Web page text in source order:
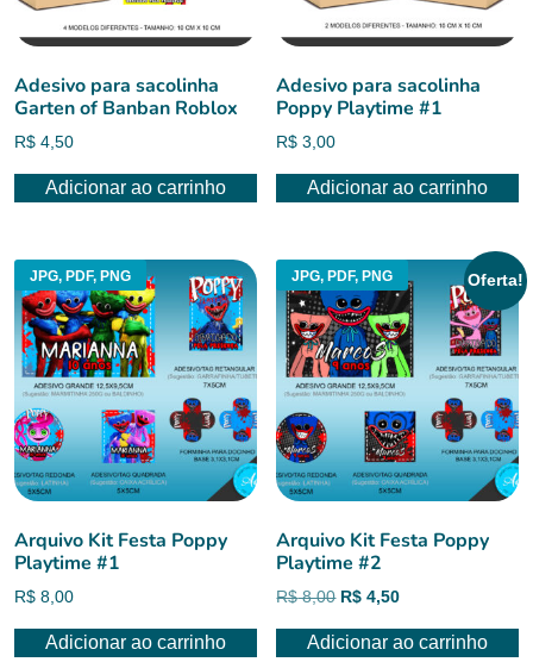
Adesivo para sacolinha
Garten of Banban Roblox
R$ 4,50
Adicionar ao carrinho
Adesivo para sacolinha
Poppy Playtime #1
R$ 3,00
Adicionar ao carrinho
JPG, PDF, PNG
Arquivo Kit Festa Poppy
Playtime #1
R$ 8,00
Adicionar ao carrinho
JPG, PDF, PNG Oferta!
Arquivo Kit Festa Poppy
Playtime #2
R$8,00 O
original
R$ 4,50O
atual
Adicionar ao carrinho